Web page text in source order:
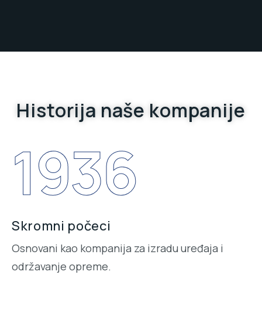
Historija naše kompanije
1936
Skromni počeci
Osnovani kao kompanija za izradu uređaja i
održavanje opreme.